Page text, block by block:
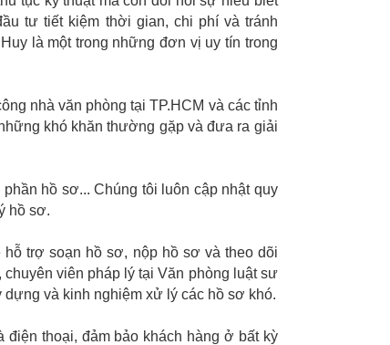
tư tiết kiệm thời gian, chi phí và tránh
là một trong những đơn vị uy tín trong
nhà văn phòng tại TP.HCM và các tỉnh
khó khăn thường gặp và đưa ra giải
hồ sơ... Chúng tôi luôn cập nhật quy
hồ sơ.
hỗ trợ soạn hồ sơ, nộp hồ sơ và theo dõi
viên pháp lý tại Văn phòng luật sư
và kinh nghiệm xử lý các hồ sơ khó.
thoại, đảm bảo khách hàng ở bất kỳ